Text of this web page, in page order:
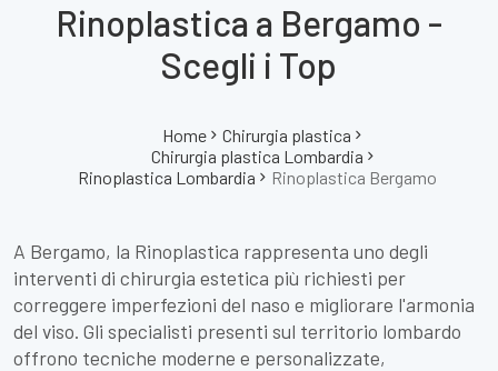
Rinoplastica a Bergamo -
Scegli i Top
Home
Chirurgia plastica
Chirurgia plastica Lombardia
Rinoplastica Lombardia
Rinoplastica Bergamo
A Bergamo, la Rinoplastica rappresenta uno degli
interventi di chirurgia estetica più richiesti per
correggere imperfezioni del naso e migliorare l'armonia
del viso. Gli specialisti presenti sul territorio lombardo
offrono tecniche moderne e personalizzate,